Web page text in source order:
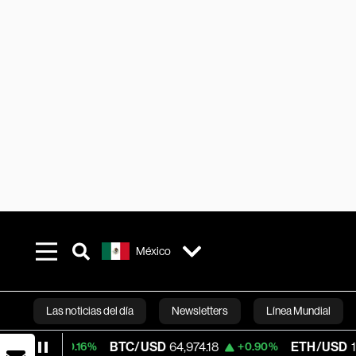
México
Las noticias del día Newsletters Línea Mundial
Bloomberg
BTC/USD 64,974.18 +0.90% ETH/USD 1,916.32